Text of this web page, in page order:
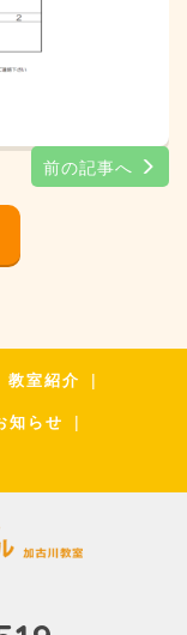
前の記事へ
教室紹介
知らせ